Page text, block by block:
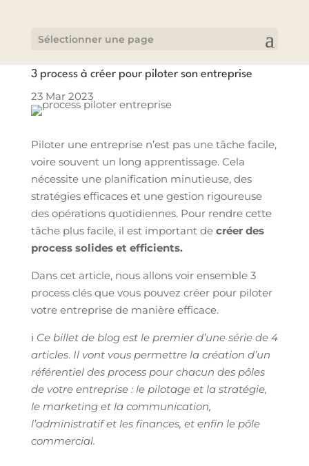
Sélectionner une page
3 process à créer pour piloter son entreprise
23 Mar 2023
Piloter une entreprise n’est pas une tâche facile,
voire souvent un long apprentissage. Cela
nécessite une planification minutieuse, des
stratégies efficaces et une gestion rigoureuse
des opérations quotidiennes. Pour rendre cette
tâche plus facile, il est important de créer des
process solides et efficients.
Dans cet article, nous allons voir ensemble 3
process clés que vous pouvez créer pour piloter
votre entreprise de manière efficace.
ℹ️ Ce billet de blog est le premier d’une série de 4
articles. Il vont vous permettre la création d’un
référentiel des process pour chacun des pôles
de votre entreprise : le pilotage et la stratégie,
le marketing et la communication,
l’administratif et les finances, et enfin le pôle
commercial.